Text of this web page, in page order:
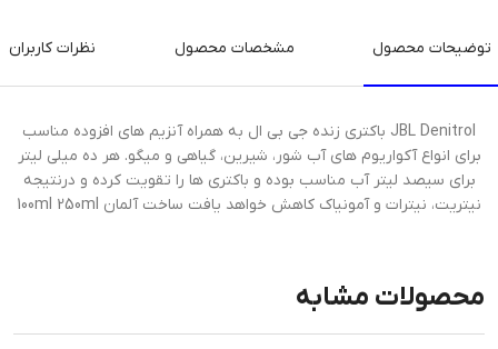
توضیحات محصول مشخصات محصول نظرات کاربران
JBL Denitrol باکتری زنده جی بی ال به همراه آنزیم های افزوده مناسب
برای انواع آکواریوم های آب شور، شیرین، گیاهی و میگو. هر ده میلی لیتر
برای سیصد لیتر آب مناسب بوده و باکتری ها را تقویت کرده و درنتیجه
نیتریت، نیترات و آمونیاک کاهش خواهد یافت ساخت آلمان 100ml 250ml
محصولات مشابه